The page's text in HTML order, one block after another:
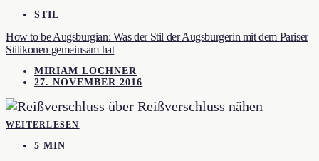
STIL
How to be Augsburgian: Was der Stil der Augsburgerin mit dem Pariser
Stilikonen gemeinsam hat
MIRIAM LOCHNER
27. NOVEMBER 2016
WEITERLESEN
5 MIN